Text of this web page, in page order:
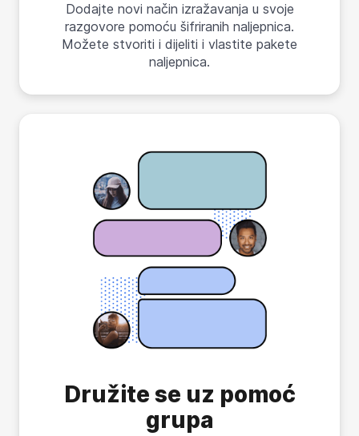
Dodajte novi način izražavanja u svoje
razgovore pomoću šifriranih naljepnica.
Možete stvoriti i dijeliti i vlastite pakete
naljepnica.
Družite se uz pomoć
grupa